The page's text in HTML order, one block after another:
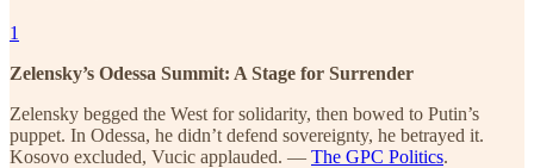
1
Zelensky’s Odessa Summit: A Stage for Surrender
Zelensky begged the West for solidarity, then bowed to Putin’s
puppet. In Odessa, he didn’t defend sovereignty, he betrayed it.
Kosovo excluded, Vucic applauded. — The GPC Politics.